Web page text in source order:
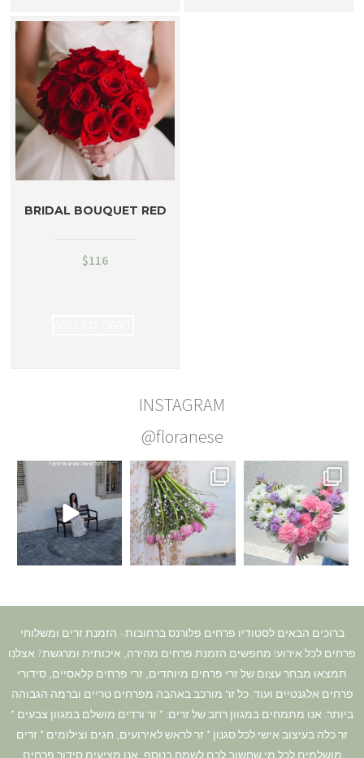
BRIDAL BOUQUET RED
$116
INSTAGRAM
@floranese
ברוכים הבאים לסטודיו פרחים פלורנס ברחובות– הזמנת זרים ומשלוחי
פרחים לכל אירוע! מחפשים הזמנת פרחים מהירה, איכותית ומרגשת? אצלנו
תמצאו מבחר עצום של זרי פרחים מיוחדים, זרי פרחים קלאסיים, סידורי
פרחים אלגנטיים ועוד. כל זר מורכב באהבה מפרחים טריים וברמה הגבוהה
ביותר. אנו מתמחים במגוון רחב של זרים: * זר ורדים מושלם במגוון צבעים *
זר כלה בעיצוב אישי לכל סגנון * זר לראש לאירועים, חגים וצילומים * זרים
מושלמים לכל מי שחשוב לכם לשמח בנוסף, אנו מציעים סידור פרחים